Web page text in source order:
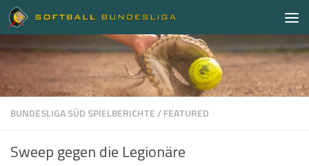
Zum Inhalt springen
BUNDESLIGA SÜD SPIELBERICHTE/FEATURED
Sweep gegen die Legionäre